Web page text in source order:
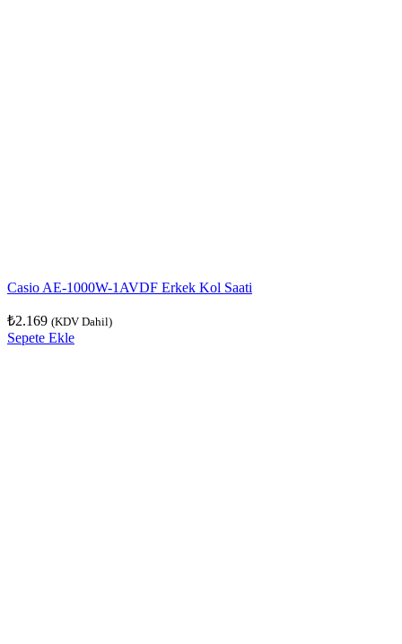
Casio AE-1000W-1AVDF Erkek Kol Saati
₺2.169 (KDV Dahil)
Sepete Ekle